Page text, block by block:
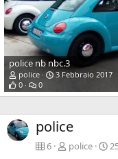
police nb nbc.3
police
3 Febbraio 2017
0
0
police
6 police